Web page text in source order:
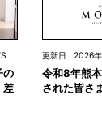
の
差
更新日 : 2026
令和8年熊
された皆さ